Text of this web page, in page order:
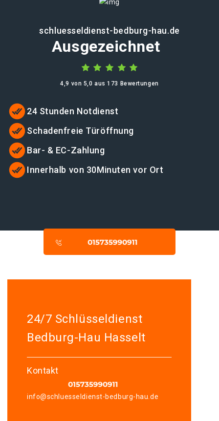
schluesseldienst-bedburg-hau.de
Ausgezeichnet
4,9 von 5,0 aus 173 Bewertungen
24 Stunden Notdienst
Schadenfreie Türöffnung
Bar- & EC-Zahlung
Innerhalb von 30Minuten vor Ort
24/7 Schlüsseldienst
Bedburg-Hau Hasselt
Kontakt
info@schluesseldienst-bedburg-hau.de